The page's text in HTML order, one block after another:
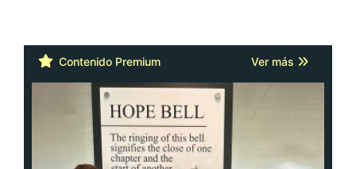
Contenido Premium Ver más